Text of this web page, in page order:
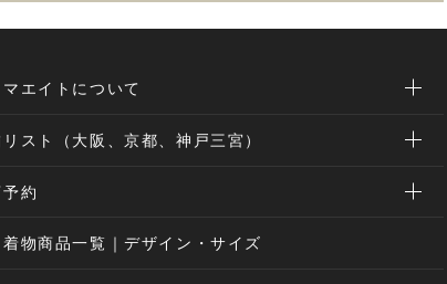
エイトについて
リスト（大阪、京都、神戸三宮）
約
物商品一覧｜デザイン・サイズ